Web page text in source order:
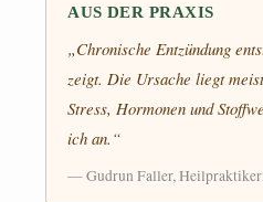
AUS DER PRAXIS
„Chronische Entzündung
zeigt. Die Ursache liegt
Stress, Hormonen und
ich an.“
— Gudrun Faller,